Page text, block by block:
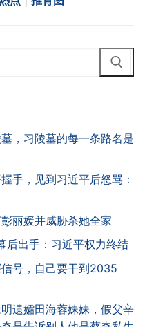
，习陵墓的每一条路名是
手，见到习近平后怒骂：
丽媛并威胁杀她全家
后出手：习近平权力终结
号，自己要干到2035
遗孀田海蓉妹妹，假父辛